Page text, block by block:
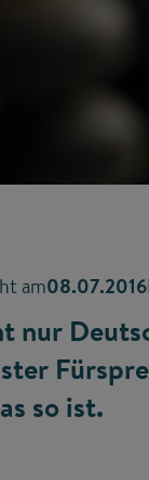
am08.07.2016
nur
so ist.